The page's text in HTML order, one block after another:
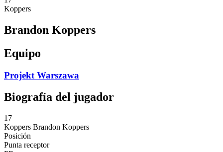
Koppers
Brandon Koppers
Equipo
Projekt Warszawa
Biografía del jugador
17
Koppers Brandon Koppers
Posición
Punta receptor